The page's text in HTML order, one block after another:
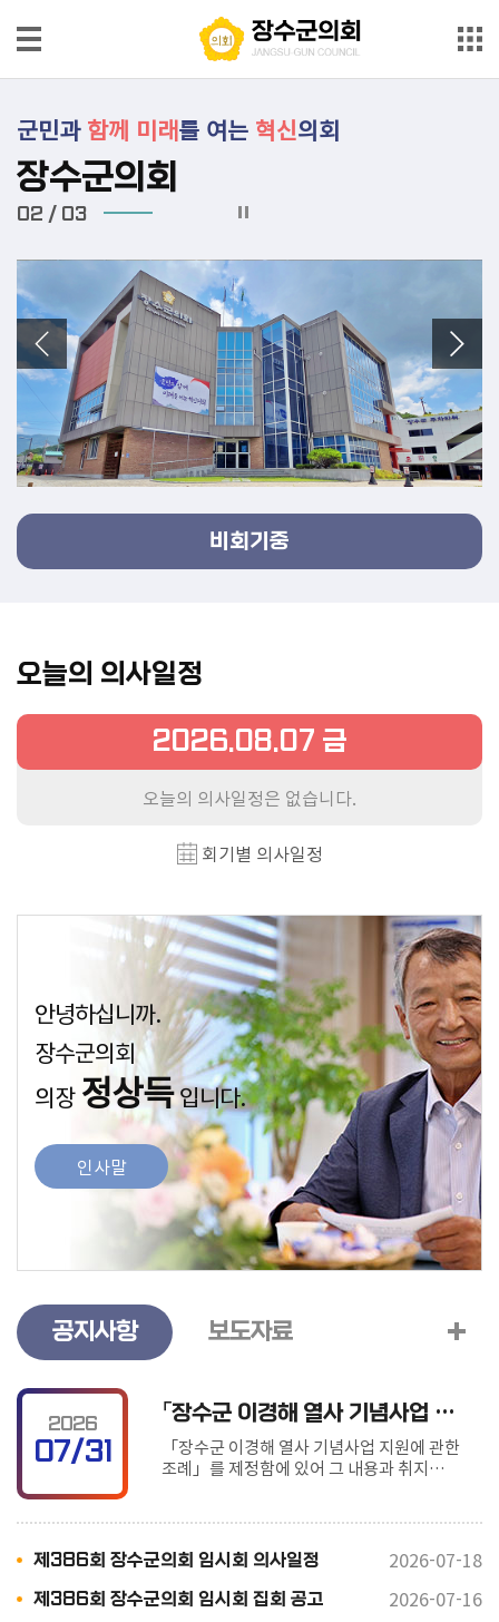
본문으로 바로가기
메인메뉴 바로가기
회
안
내
원
소
개
의
소
식
의
활
의
의
정
보
개
참
여
군민과 함께 미래를 여는 혁신의회
장수군의회
02 / 03
비회기중
오늘의 의사일정
2026.08.07 금
오늘의 의사일정은 없습니다.
회기별 의사일정
안녕하십니까.
장수군의회
의장 정상득입니다.
인사말
공지사항
2026
07/31
「장수군 이경해 열사 기념사업 지원에 관한 조례안」입법예고
「장수군 이경해 열사 기념사업 지원에 관한
조례」를 제정함에 있어 그 내용과 취지를
회의 규칙」 제20조에 따라 다음과 같이 입
법예고 하고자 합니다. 가. 조 례 안 : 「장수
군 이경해 열사 기념사업 지원에 관한 조례
안」 나. 예고기간 : 2026. 7. 31. ~ 2026. 8.
6.(6일간) 다. 예 고 안 : 붙임참조 라. 예고
제386회 장수군의회 임시회 의사일정 2026-07-18
제386회 장수군의회 임시회 집회 공고 2026-07-16
보도자료